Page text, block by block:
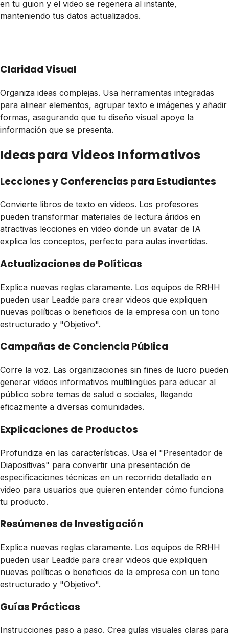
en tu guion y el video se regenera al instante,
manteniendo tus datos actualizados.
Claridad Visual
Organiza ideas complejas. Usa herramientas integradas
para alinear elementos, agrupar texto e imágenes y añadir
formas, asegurando que tu diseño visual apoye la
información que se presenta.
Ideas para Videos Informativos
Lecciones y Conferencias para Estudiantes
Convierte libros de texto en videos. Los profesores
pueden transformar materiales de lectura áridos en
atractivas lecciones en video donde un avatar de IA
explica los conceptos, perfecto para aulas invertidas.
Actualizaciones de Políticas
Explica nuevas reglas claramente. Los equipos de RRHH
pueden usar Leadde para crear videos que expliquen
nuevas políticas o beneficios de la empresa con un tono
estructurado y "Objetivo".
Campañas de Conciencia Pública
Corre la voz. Las organizaciones sin fines de lucro pueden
generar videos informativos multilingües para educar al
público sobre temas de salud o sociales, llegando
eficazmente a diversas comunidades.
Explicaciones de Productos
Profundiza en las características. Usa el "Presentador de
Diapositivas" para convertir una presentación de
especificaciones técnicas en un recorrido detallado en
video para usuarios que quieren entender cómo funciona
tu producto.
Resúmenes de Investigación
Explica nuevas reglas claramente. Los equipos de RRHH
pueden usar Leadde para crear videos que expliquen
nuevas políticas o beneficios de la empresa con un tono
estructurado y "Objetivo".
Guías Prácticas
Instrucciones paso a paso. Crea guías visuales claras para